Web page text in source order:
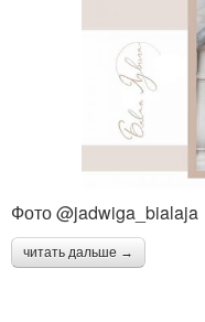
Фото @jadwiga_bialaja
читать дальше →